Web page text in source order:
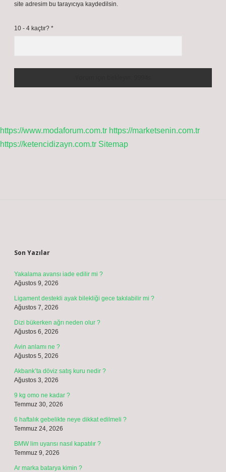
site adresim bu tarayıcıya kaydedilsin.
10 - 4 kaçtır? *
https://www.modaforum.com.tr https://marketsenin.com.tr
https://ketencidizayn.com.tr Sitemap
Son Yazılar
Yakalama avansı iade edilir mi ?
Ağustos 9, 2026
Ligament destekli ayak bilekliği gece takılabilir mi ?
Ağustos 7, 2026
Dizi bükerken ağrı neden olur ?
Ağustos 6, 2026
Avin anlamı ne ?
Ağustos 5, 2026
Akbank’ta döviz satış kuru nedir ?
Ağustos 3, 2026
9 kg omo ne kadar ?
Temmuz 30, 2026
6 haftalık gebelikte neye dikkat edilmeli ?
Temmuz 24, 2026
BMW lim uyarısı nasıl kapatılır ?
Temmuz 9, 2026
Ar marka batarya kimin ?